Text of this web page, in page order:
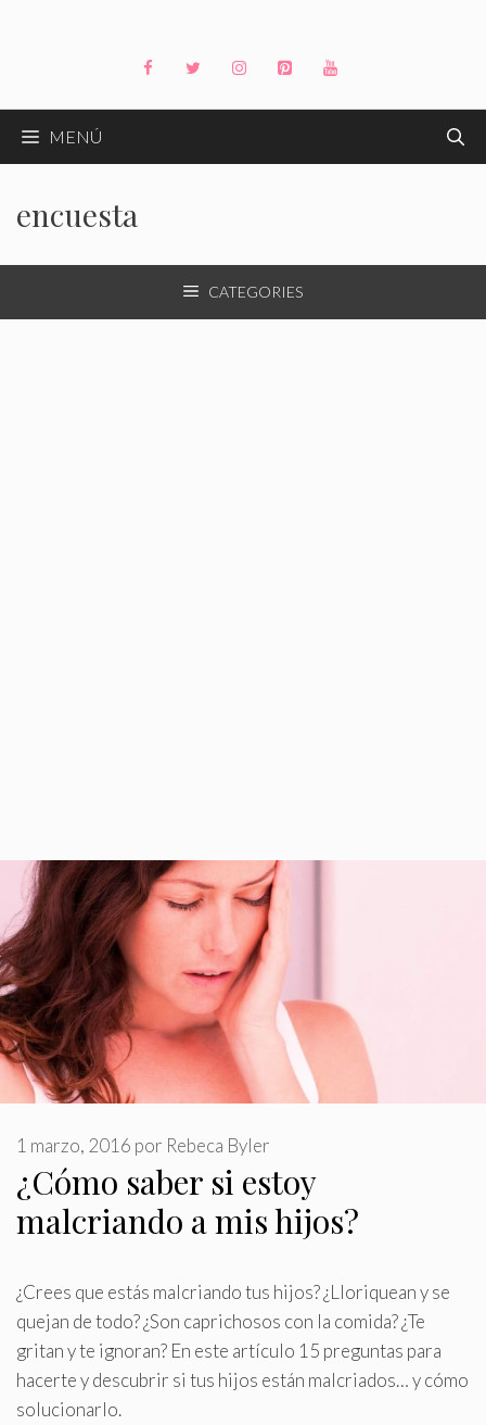
MENÚ
encuesta
CATEGORIES
¿Cómo saber si estoy
malcriando a mis hijos?
1 marzo, 2016 por Rebeca Byler
¿Crees que estás malcriando tus hijos? ¿Lloriquean y se
quejan de todo? ¿Son caprichosos con la comida? ¿Te
gritan y te ignoran? En este artículo 15 preguntas para
hacerte y descubrir si tus hijos están malcriados… y cómo
solucionarlo.